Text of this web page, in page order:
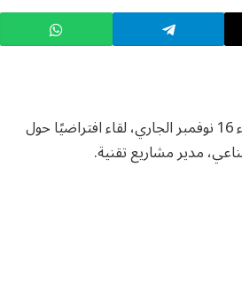
تنظم مبادرة العطاء الرقمي، التابعة لوزارة الاتصالات وتقنية المعلومات، الثلاثاء 16 نوفمبر الجاري، لقاء افتراضيًا حول
مدير مشاريع تقنية.